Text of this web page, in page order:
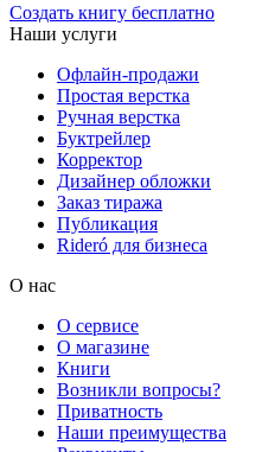
Создать книгу бесплатно
Наши услуги
Офлайн-продажи
Простая верстка
Ручная верстка
Буктрейлер
Корректор
Дизайнер обложки
Заказ тиража
Публикация
Rideró для бизнеса
О нас
О сервисе
О магазине
Книги
Возникли вопросы?
Приватность
Наши преимущества